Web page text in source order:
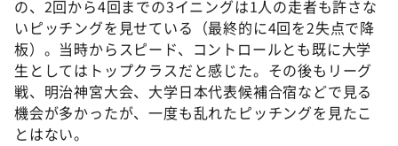
の、2回から4回までの3イニングは1人の走者も許さな
いピッチングを見せている（最終的に4回を2失点で降
板）。当時からスピード、コントロールとも既に大学
生としてはトップクラスだと感じた。その後もリーグ
戦、明治神宮大会、大学日本代表候補合宿などで見る
機会が多かったが、一度も乱れたピッチングを見たこ
とはない。